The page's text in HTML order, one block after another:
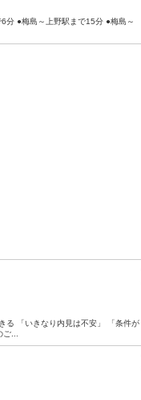
分 ●梅島～上野駅まで15分 ●梅島～
る 「いきなり内見は不安」 「条件が
...